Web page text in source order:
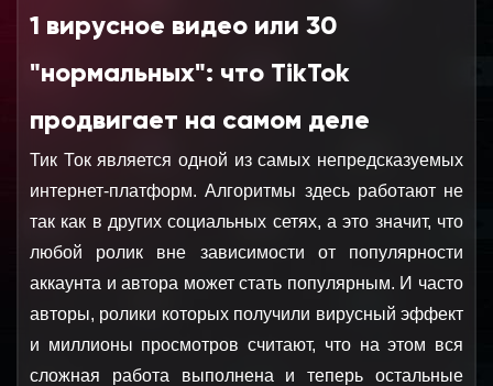
1 вирусное видео или 30
"нормальных": что TikTok
продвигает на самом деле
Тик Ток является одной из самых непредсказуемых
интернет-платформ. Алгоритмы здесь работают не
так как в других социальных сетях, а это значит, что
любой ролик вне зависимости от популярности
аккаунта и автора может стать популярным. И часто
авторы, ролики которых получили вирусный эффект
и миллионы просмотров считают, что на этом вся
сложная работа выполнена и теперь остальные